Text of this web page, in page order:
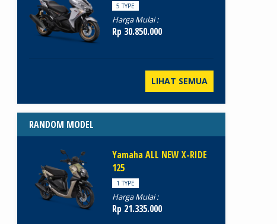
5 TYPE
Harga Mulai :
Rp 30.850.000
LIHAT SEMUA
RANDOM MODEL
Yamaha ALL NEW X-RIDE
125
1 TYPE
Harga Mulai :
Rp 21.335.000